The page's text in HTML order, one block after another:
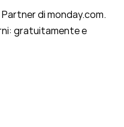
di monday.com.
gratuitamente e